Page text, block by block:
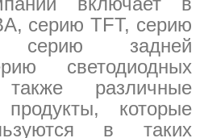
серию TFT, серию
серию задней
светодиодных
различные
продукты, которые
в таких